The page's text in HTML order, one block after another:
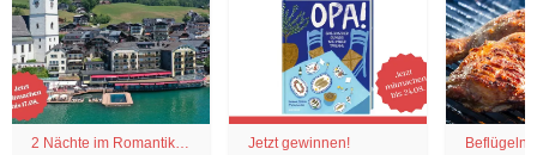
2 Nächte im Romantik
Jetzt gewinnen!